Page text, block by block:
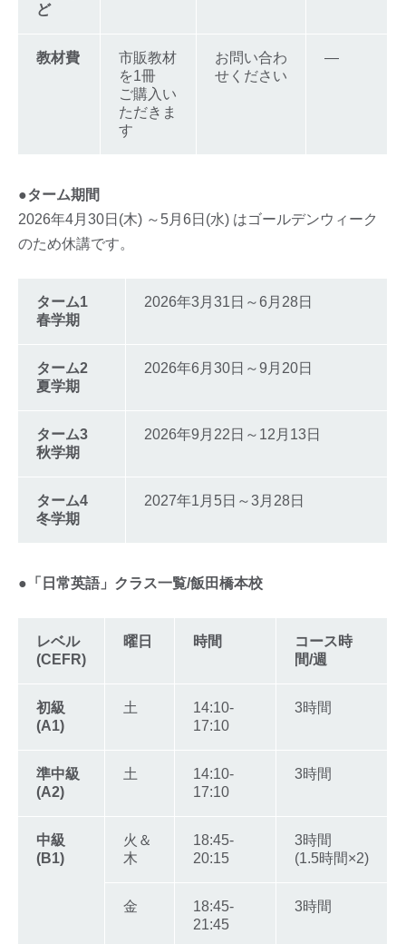
ど
教材費
市販教材
を1冊
ご購入い
ただきま
す
お問い合わ
せください
―
●ターム期間
2026年4月30日(木) ～5月6日(水) はゴールデンウィーク
のため休講です。
ターム1
春学期
2026年3月31日～6月28日
ターム2
夏学期
2026年6月30日～9月20日
ターム3
秋学期
2026年9月22日～12月13日
ターム4
冬学期
2027年1月5日～3月28日
●「日常英語」クラス一覧/飯田橋本校
レベル
(CEFR)
曜日 時間
コース時
間/週
初級
(A1)
土
14:10-
17:10
3時間
準中級
(A2)
土
14:10-
17:10
3時間
中級
(B1)
火＆
木
18:45-
20:15
3時間
(1.5時間×2)
金
18:45-
21:45
3時間